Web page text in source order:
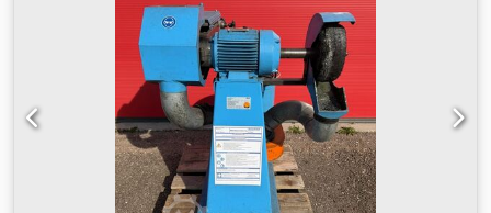
Winkelanschläge stufenlos einstellbar -Antrieb Hydraulisch
-Motorleistung 4 Kw -Bedienung Fußschalter & Taster -
Arbeitshöhe ca.950mm -Maschinenfüße Abmessungen:
LxBxH 0,9x0,9x1,2 Meter / Gewicht 700Kg Cjdezl Aldjpfx
Afqjha Irrtümer / Eingabefehler vorbefhalten -